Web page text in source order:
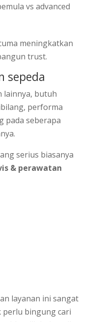
vs advanced
meningkatkan
trust.
sepeda
lainnya, butuh
performa
pada seberapa
serius biasanya
& perawatan
layanan ini sangat
perlu bingung cari